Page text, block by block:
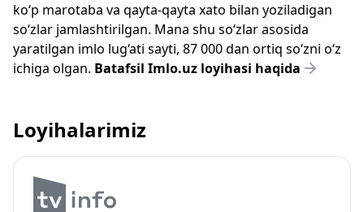
ko‘p marotaba va qayta-qayta xato bilan yoziladigan
so‘zlar jamlashtirilgan. Mana shu so‘zlar asosida
yaratilgan imlo lug‘ati sayti, 87 000 dan ortiq so‘zni o‘z
ichiga olgan. Batafsil Imlo.uz loyihasi haqida
Loyihalarimiz